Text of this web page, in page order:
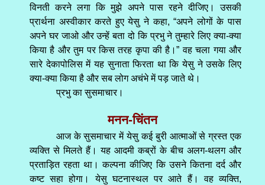
विनती करने लगा कि मुझे अपने पास रहने दीजिए। उसकी
प्रार्थना अस्वीकार करते हुए येसु ने कहा, “अपने लोगों के पास
अपने घर जाओ और उन्हें बता दो कि प्रभु ने तुम्हारे लिए क्या-क्या
किया है और तुम पर किस तरह कृपा की है।” वह चला गया और
सारे देकापोलिस में यह सुनाता फिरता था कि येसु ने उसके लिए
क्या-क्या किया है और सब लोग अचंभे में पड़ जाते थे।
प्रभु का सुसमाचार।
मनन-चिंतन
आज के सुसमाचार में येसु कई बुरी आत्माओं से ग्रस्त एक
व्यक्ति से मिलते हैं। यह आदमी कब्रों के बीच अलग-थलग और
प्रताड़ित रहता था। कल्पना कीजिए कि उसने कितना दर्द और
कष्ट सहा होगा। येसु घटनास्थल पर आते हैं। वह व्यक्ति,